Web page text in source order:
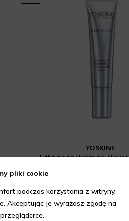
YOSKINE
Liftingujący krem na
pliki cookie
podczas korzystania z witryny,
Akceptując je wyrażasz zgodę na